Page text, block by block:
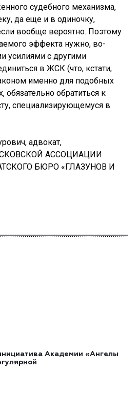
судебного механизма,
да еще и в одиночку,
вообще вероятно. Поэтому
эффекта нужно, во-
усилиями с другими
в ЖСК (что, кстати,
именно для подобных
обязательно обратиться к
специализирующемуся в
адвокат,
АССОЦИАЦИИ
БЮРО «ГЛАЗУНОВ И
Академии «Ангелы